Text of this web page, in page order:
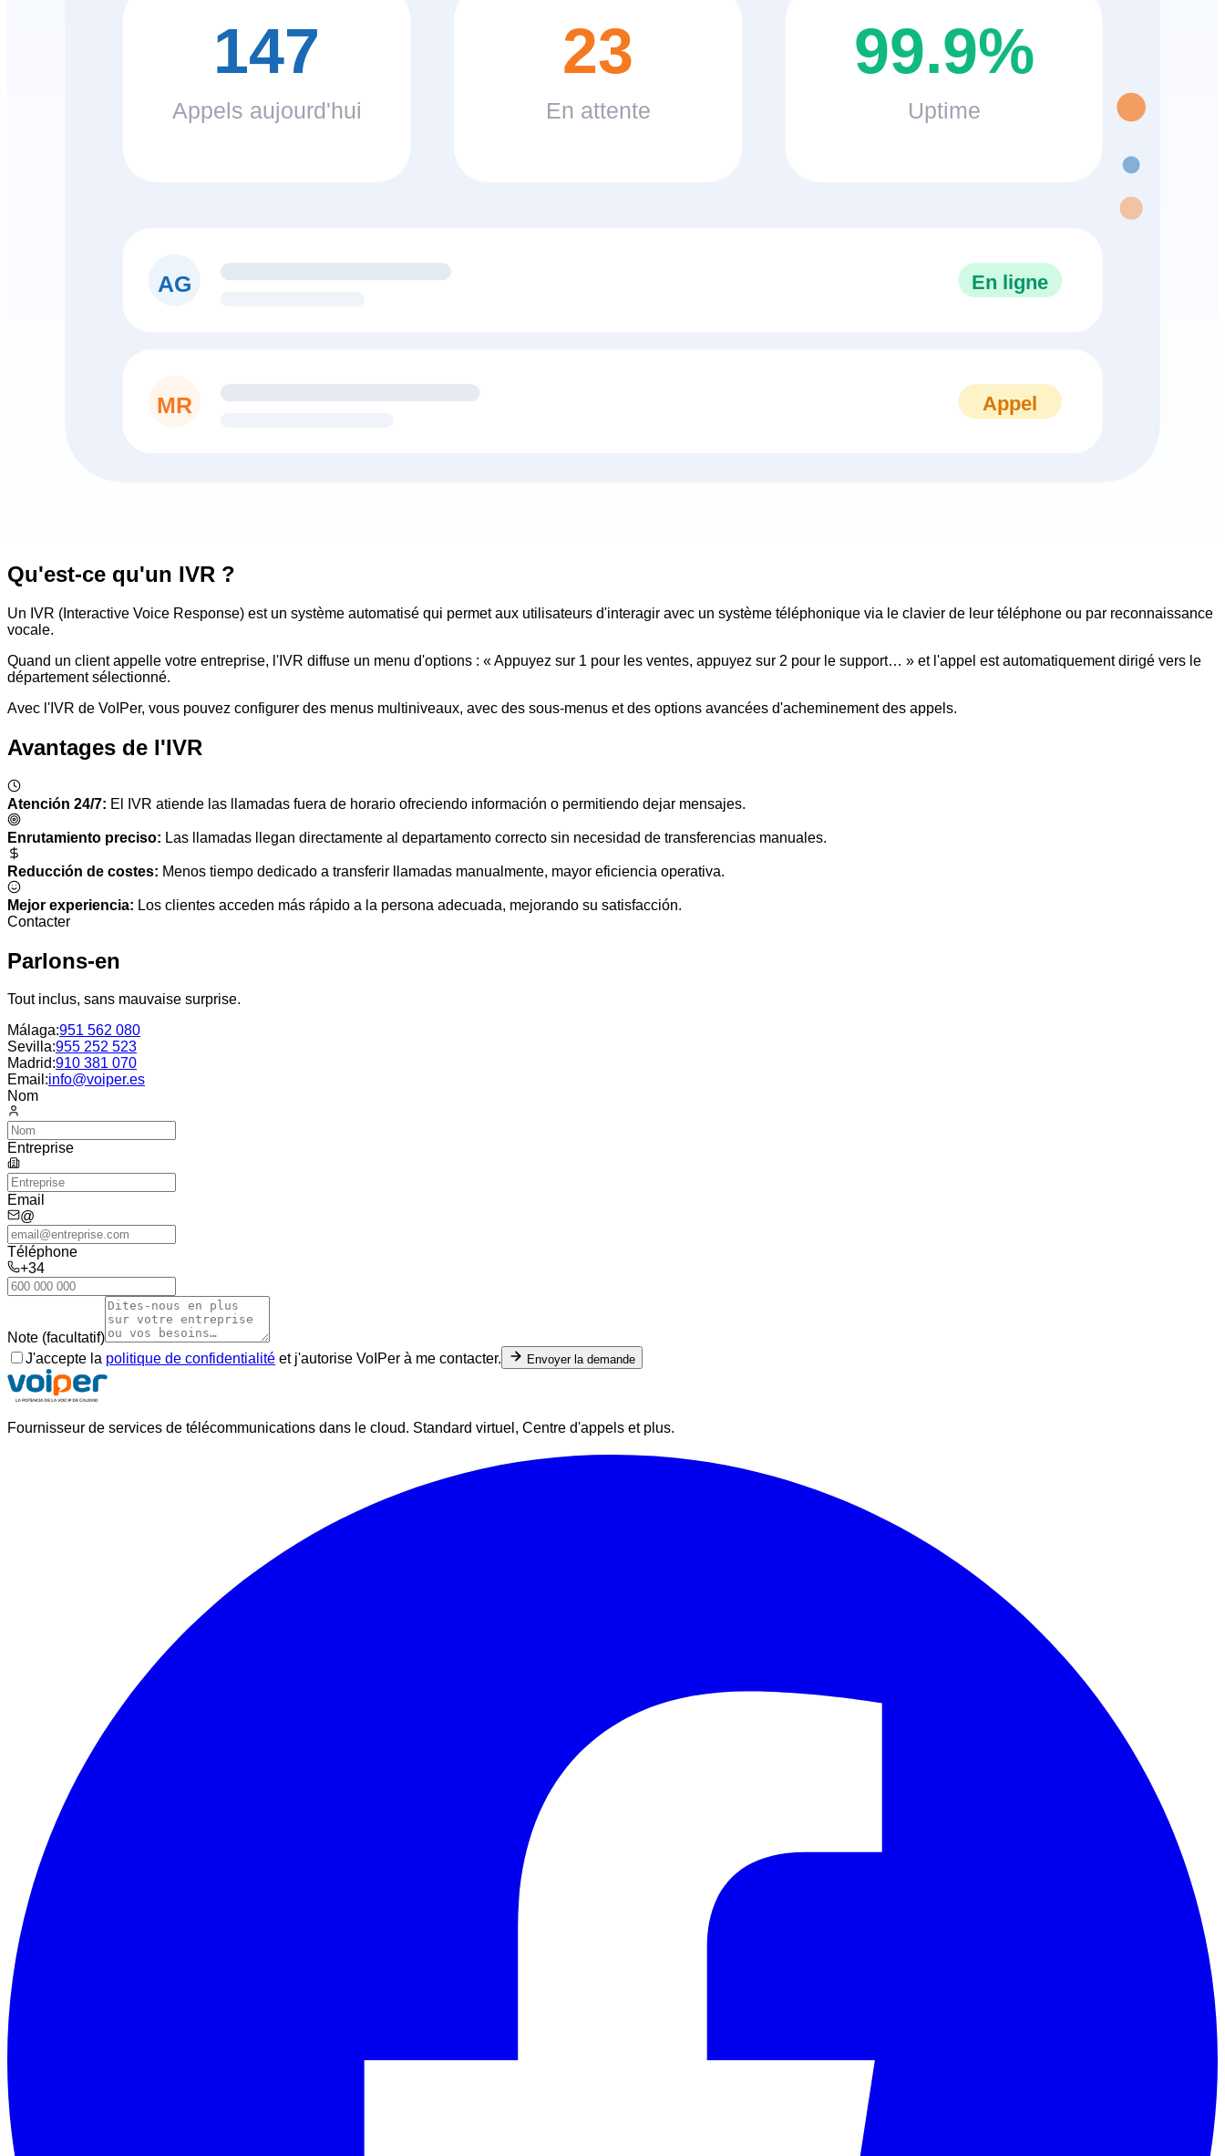
147
Appels aujourd'hui
23
En attente
99.9%
Uptime
AG En ligne
MR Appel
Qu'est-ce qu'un IVR ?
Un IVR (Interactive Voice Response) est un système automatisé qui permet aux utilisateurs d'interagir avec un système téléphonique via le clavier de leur téléphone ou par reconnaissance
vocale.
Quand un client appelle votre entreprise, l'IVR diffuse un menu d'options : « Appuyez sur 1 pour les ventes, appuyez sur 2 pour le support… » et l'appel est automatiquement dirigé vers le
département sélectionné.
Avec l'IVR de VoIPer, vous pouvez configurer des menus multiniveaux, avec des sous-menus et des options avancées d'acheminement des appels.
Avantages de l'IVR
Atención 24/7: El IVR atiende las llamadas fuera de horario ofreciendo información o permitiendo dejar mensajes.
Enrutamiento preciso: Las llamadas llegan directamente al departamento correcto sin necesidad de transferencias manuales.
Reducción de costes: Menos tiempo dedicado a transferir llamadas manualmente, mayor eficiencia operativa.
Mejor experiencia: Los clientes acceden más rápido a la persona adecuada, mejorando su satisfacción.
Contacter
Parlons-en
Tout inclus, sans mauvaise surprise.
Málaga:951 562 080
Sevilla:955 252 523
Madrid:910 381 070
Email:info@voiper.es
Nom
Entreprise
Email
@
Téléphone
+34
Note (facultatif)
J'accepte la politique de confidentialité et j'autorise VoIPer à me contacter. Envoyer la demande
Fournisseur de services de télécommunications dans le cloud. Standard virtuel, Centre d'appels et plus.